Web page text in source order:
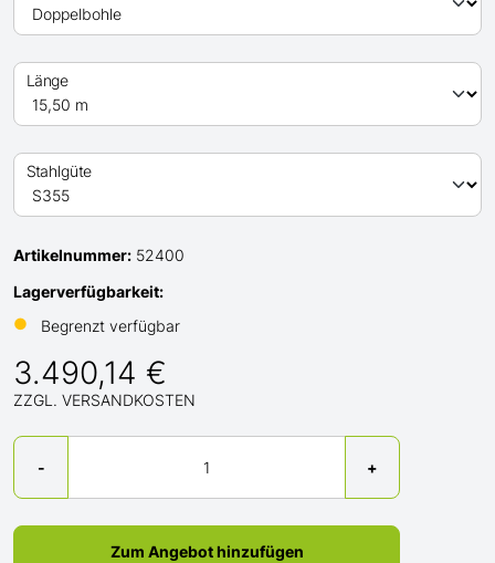
Länge
Stahlgüte
Artikelnummer: 52400
Lagerverfügbarkeit:
●
Begrenzt verfügbar
3.490,14 €
ZZGL. VERSANDKOSTEN
-
Menge
+
Zum Angebot hinzufügen